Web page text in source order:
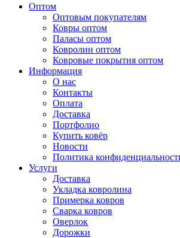
Оптом
Оптовым покупателям
Ковры оптом
Паласы оптом
Ковролин оптом
Ковровые покрытия оптом
Информация
О нас
Контакты
Оплата
Доставка
Портфолио
Купить ковёр
Новости
Политика
Услуги
Доставка
Укладка ковролина
Примерка ковров
Сварка ковров
Оверлок
Дорожки